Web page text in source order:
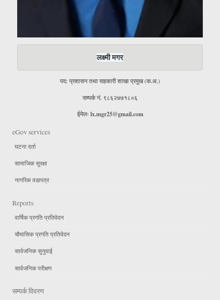
लक्ष्मी मगर
पद: प्रशासन तथा सहकारी शाखा प्रमुख (क.अ.)
सम्पर्क नं. ९८६२७७१८०६
ईमेलः lx.mgr25@gmail.com
eGov services
घटना दर्ता
सामाजिक सुरक्षा
नागरिक वडापत्र
Reports
वार्षिक प्रगति प्रतिवेदन
चौमासिक प्रगति प्रतिवेदन
सार्वजनिक सुनुवाई
सार्वजनिक परीक्षण
सम्पर्क विवरण